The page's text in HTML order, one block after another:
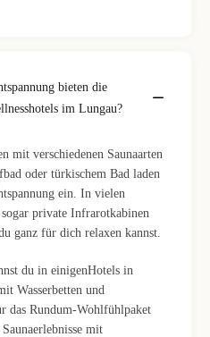
bieten die
im Lungau?
mit verschiedenen Saunaarten
oder türkischem Bad laden
ein. In vielen
private Infrarotkabinen
ganz für dich relaxen kannst.
du in einigenHotels in
Wasserbetten und
das Rundum-Wohlfühlpaket
mit